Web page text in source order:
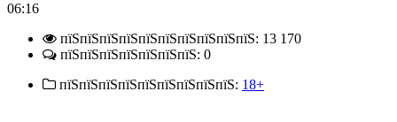
06:16
пїЅпїЅпїЅпїЅпїЅпїЅпїЅпїЅпїЅпїЅ: 13 170
пїЅпїЅпїЅпїЅпїЅпїЅпїЅ: 0
пїЅпїЅпїЅпїЅпїЅпїЅпїЅпїЅпїЅ: 18+